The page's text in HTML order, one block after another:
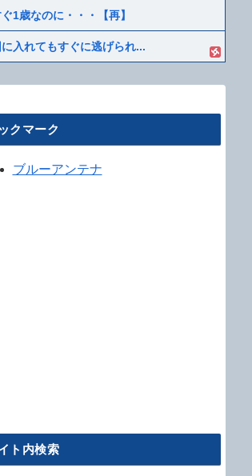
1歳なのに・・・【再】
入れてもすぐに逃げられ...
クマーク
ブルーアンテナ
ト内検索